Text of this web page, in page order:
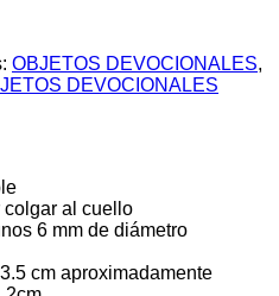
OBJETOS DEVOCIONALES,
DEVOCIONALES
colgar al cuello
6 mm de diámetro
cm aproximadamente